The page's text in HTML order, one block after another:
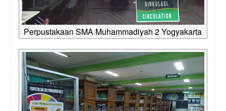
Perpustakaan SMA Muhammadiyah 2 Yogyakarta